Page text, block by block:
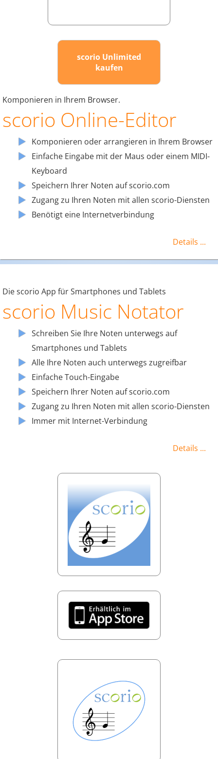
scorio Unlimited
kaufen
Komponieren in Ihrem Browser.
scorio Online-Editor
Komponieren oder arrangieren in Ihrem Browser
Einfache Eingabe mit der Maus oder einem MIDI-
Keyboard
Speichern Ihrer Noten auf scorio.com
Zugang zu Ihren Noten mit allen scorio-Diensten
Benötigt eine Internetverbindung
Details ...
Die scorio App für Smartphones und Tablets
scorio Music Notator
Schreiben Sie Ihre Noten unterwegs auf
Smartphones und Tablets
Alle Ihre Noten auch unterwegs zugreifbar
Einfache Touch-Eingabe
Speichern Ihrer Noten auf scorio.com
Zugang zu Ihren Noten mit allen scorio-Diensten
Immer mit Internet-Verbindung
Details ...